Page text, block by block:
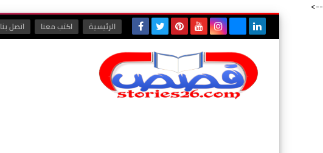
-->
الرئيسية اكتب معنا اتصل بنا